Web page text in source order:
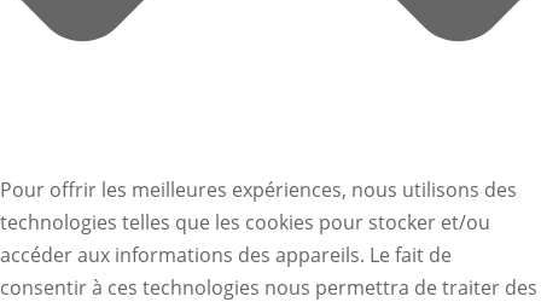
Pour offrir les meilleures expériences, nous utilisons des
technologies telles que les cookies pour stocker et/ou
accéder aux informations des appareils. Le fait de
consentir à ces technologies nous permettra de traiter des